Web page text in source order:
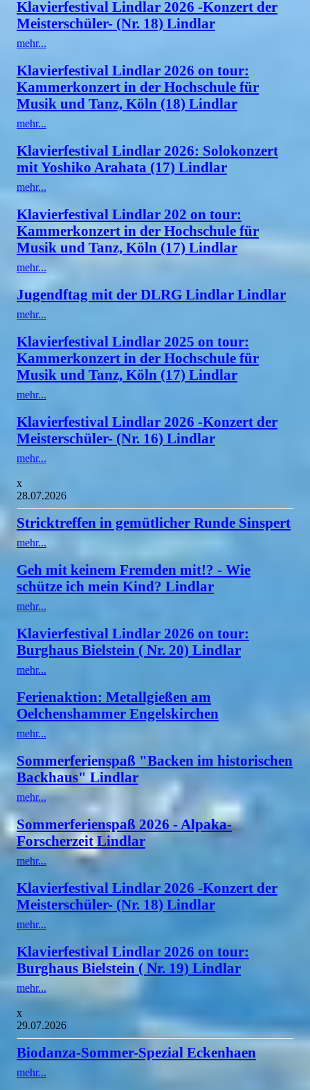
Klavierfestival Lindlar 2026 -Konzert der
Meisterschüler- (Nr. 18) Lindlar
mehr...
Klavierfestival Lindlar 2026 on tour:
Kammerkonzert in der Hochschule für
Musik und Tanz, Köln (18) Lindlar
mehr...
Klavierfestival Lindlar 2026: Solokonzert
mit Yoshiko Arahata (17) Lindlar
mehr...
Klavierfestival Lindlar 202 on tour:
Kammerkonzert in der Hochschule für
Musik und Tanz, Köln (17) Lindlar
mehr...
Jugendftag mit der DLRG Lindlar Lindlar
mehr...
Klavierfestival Lindlar 2025 on tour:
Kammerkonzert in der Hochschule für
Musik und Tanz, Köln (17) Lindlar
mehr...
Klavierfestival Lindlar 2026 -Konzert der
Meisterschüler- (Nr. 16) Lindlar
mehr...
x
28.07.2026
Stricktreffen in gemütlicher Runde Sinspert
mehr...
Geh mit keinem Fremden mit!? - Wie
schütze ich mein Kind? Lindlar
mehr...
Klavierfestival Lindlar 2026 on tour:
Burghaus Bielstein ( Nr. 20) Lindlar
mehr...
Ferienaktion: Metallgießen am
Oelchenshammer Engelskirchen
mehr...
Sommerferienspaß "Backen im historischen
Backhaus" Lindlar
mehr...
Sommerferienspaß 2026 - Alpaka-
Forscherzeit Lindlar
mehr...
Klavierfestival Lindlar 2026 -Konzert der
Meisterschüler- (Nr. 18) Lindlar
mehr...
Klavierfestival Lindlar 2026 on tour:
Burghaus Bielstein ( Nr. 19) Lindlar
mehr...
x
29.07.2026
Biodanza-Sommer-Spezial Eckenhaen
mehr...